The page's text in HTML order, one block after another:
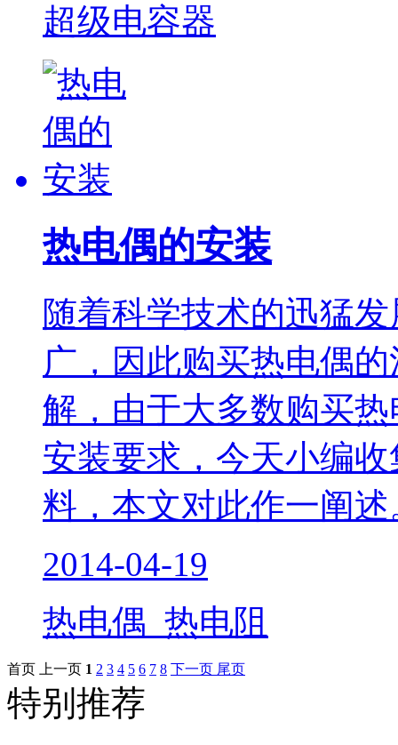
超级电容器
热电偶的安装
随着科学技术的迅猛
广，因此购买热电偶
解，由于大多数购买
安装要求，今天小编
料，本文对此作一阐述
2014-04-19
热电偶 热电阻
首页 上一页 1 2 3 4 5 6 7 8 下一页 尾页
特别推荐